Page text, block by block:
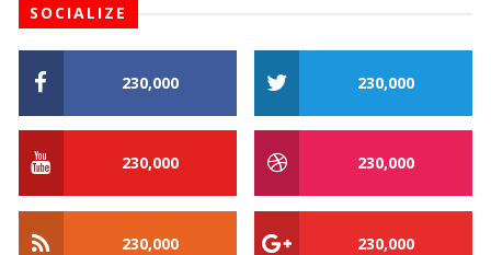
SOCIALIZE
230,000 230,000
230,000 230,000
230,000 230,000